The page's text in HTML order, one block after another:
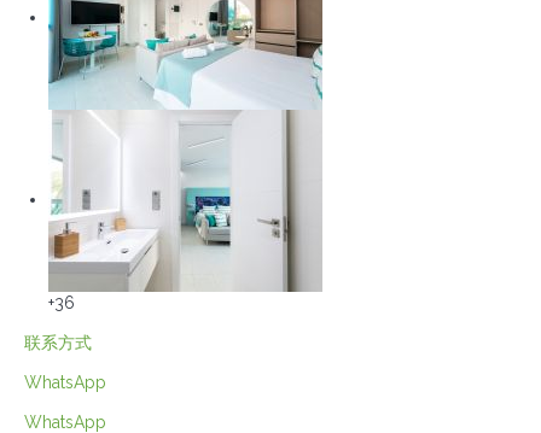
+36
联系方式
WhatsApp
WhatsApp